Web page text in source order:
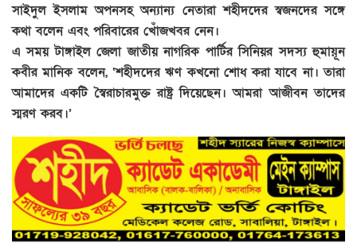
সাইদুল ইসলাম অপনসহ অন্যান্য নেতারা শহীদদের স্বজনদের সঙ্গে
কথা বলেন এবং পরিবারের খোঁজখবর নেন।
এ সময় টাঙ্গাইল জেলা জাতীয় নাগরিক পার্টির সিনিয়র সদস্য হুমায়ূন
কবীর মানিক বলেন, ‘শহীদদের ঋণ কখনো শোধ করা যাবে না। তারা
আমাদের একটি স্বৈরাচারমুক্ত রাষ্ট্র দিয়েছেন। আমরা আজীবন তাদের
স্মরণ করব।’